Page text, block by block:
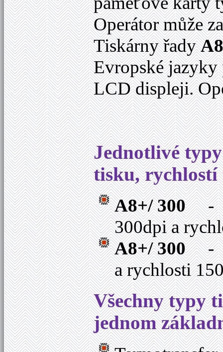
Operátor může
Tiskárny řady
Evropské jazyky
LCD displeji.
Jednotlivé
tisku, rychlostí
A8+/ 300-
300dpi a
A8+/ 300-
a rychlosti
Všechny typy
jednom